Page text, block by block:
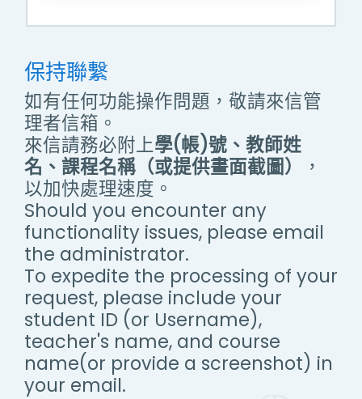
保持聯繫
如有任何功能操作問題，敬請來信管
理者信箱。
來信請務必附上學(帳)號、教師姓
名、課程名稱（或提供畫面截圖）
，
以加快處理速度。
Should you encounter any
functionality issues, please email
the administrator.
To expedite the processing of your
request, please include your
student ID (or Username),
teacher's name, and course
name(or provide a screenshot) in
your email.